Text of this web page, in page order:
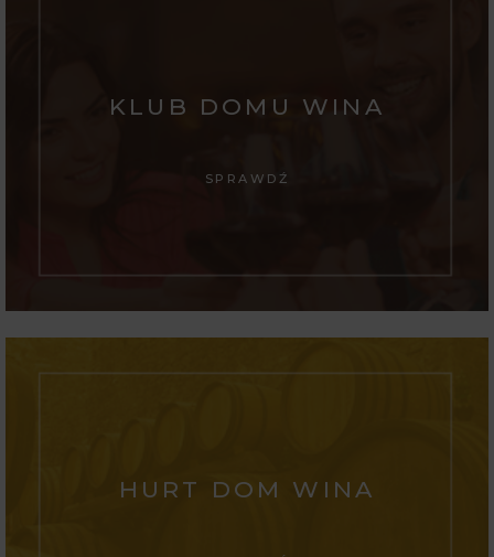
KLUB DOMU WINA
SPRAWDŹ
HURT DOM WINA